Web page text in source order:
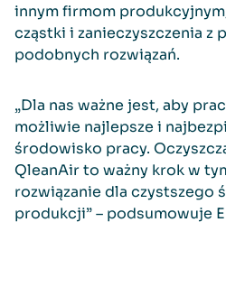
innym firmom
cząstki i zanieczyszczenia z
podobnych rozwiązań.
„Dla nas ważne jest, aby
możliwie najlepsze i
środowisko pracy.
QleanAir to ważny krok w
rozwiązanie dla czystszego
produkcji” – podsumowuje